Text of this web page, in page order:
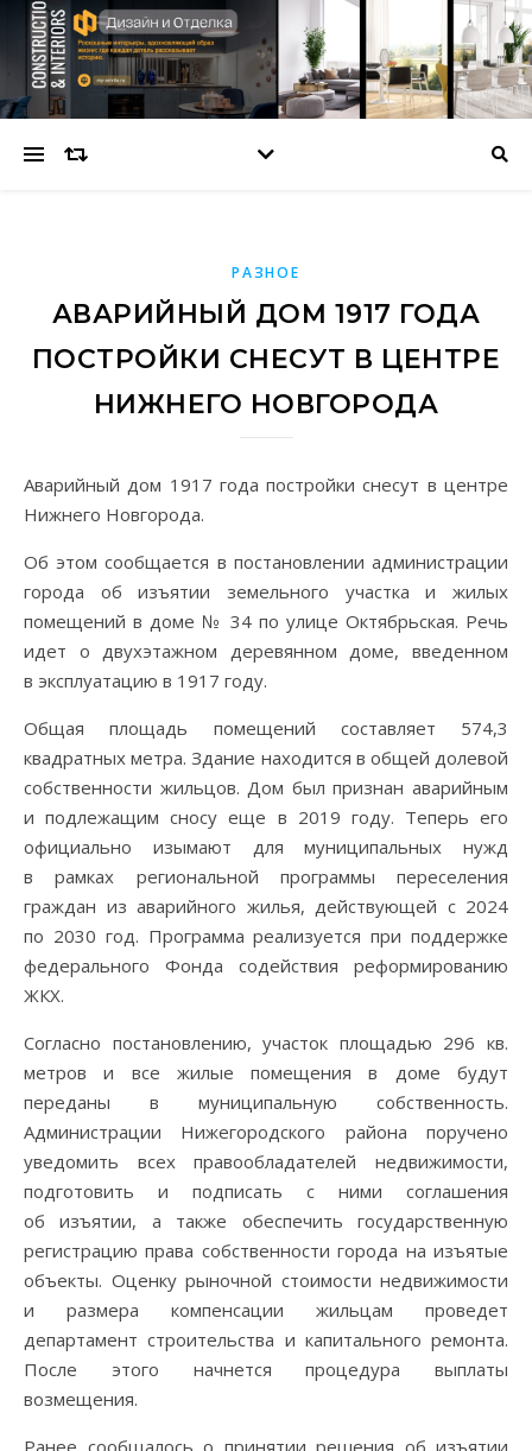
РАЗНОЕ
АВАРИЙНЫЙ ДОМ 1917 ГОДА
ПОСТРОЙКИ СНЕСУТ В ЦЕНТРЕ
НИЖНЕГО НОВГОРОДА
Аварийный дом 1917 года постройки снесут в центре
Нижнего Новгорода.
Об этом сообщается в постановлении администрации
города об изъятии земельного участка и жилых
помещений в доме № 34 по улице Октябрьская. Речь
идет о двухэтажном деревянном доме, введенном
в эксплуатацию в 1917 году.
Общая площадь помещений составляет 574,3
квадратных метра. Здание находится в общей долевой
собственности жильцов. Дом был признан аварийным
и подлежащим сносу еще в 2019 году. Теперь его
официально изымают для муниципальных нужд
в рамках региональной программы переселения
граждан из аварийного жилья, действующей с 2024
по 2030 год. Программа реализуется при поддержке
федерального Фонда содействия реформированию
ЖКХ.
Согласно постановлению, участок площадью 296 кв.
метров и все жилые помещения в доме будут
переданы в муниципальную собственность.
Администрации Нижегородского района поручено
уведомить всех правообладателей недвижимости,
подготовить и подписать с ними соглашения
об изъятии, а также обеспечить государственную
регистрацию права собственности города на изъятые
объекты. Оценку рыночной стоимости недвижимости
и размера компенсации жильцам проведет
департамент строительства и капитального ремонта.
После этого начнется процедура выплаты
возмещения.
Ранее сообщалось о принятии решения об изъятии